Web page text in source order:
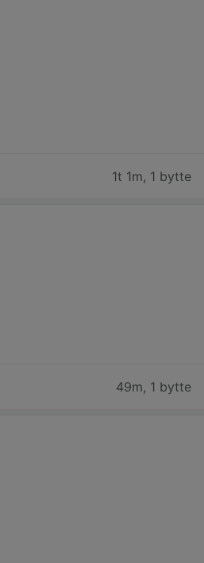
1t 1m, 1 bytte
49m, 1 bytte